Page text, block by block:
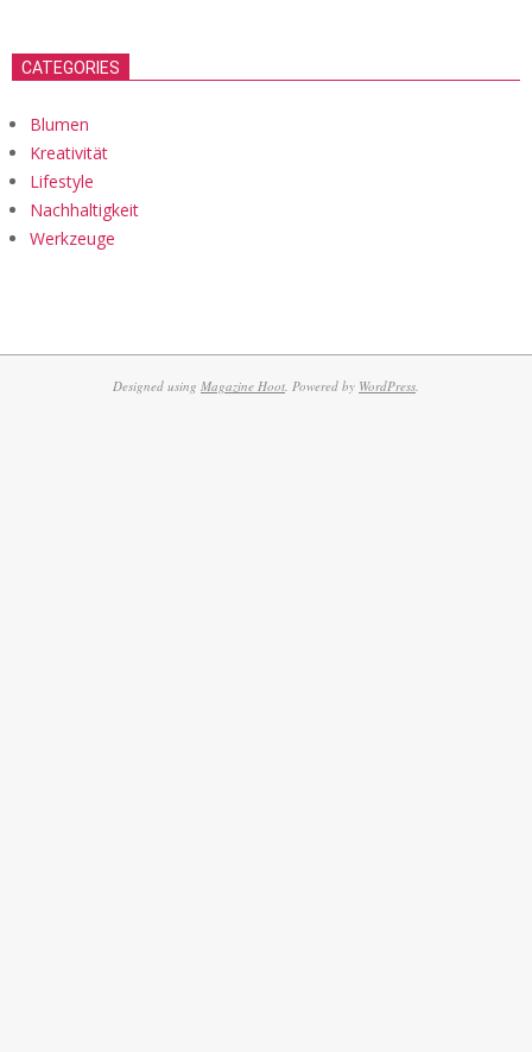
CATEGORIES
Blumen
Kreativität
Lifestyle
Nachhaltigkeit
Werkzeuge
Designed using Magazine Hoot. Powered by WordPress.